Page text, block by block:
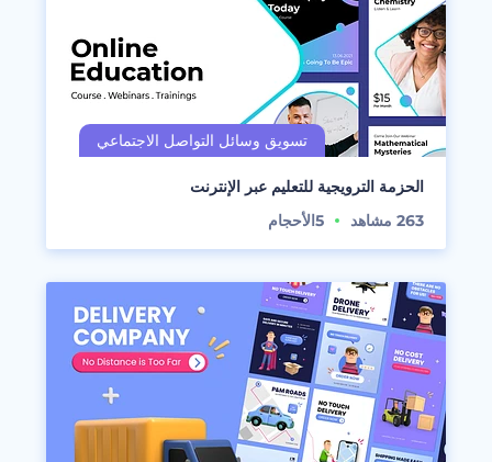
الحزمة الترويجية للتعليم عبر الإنترنت
263 مشاهد 5الأحجام